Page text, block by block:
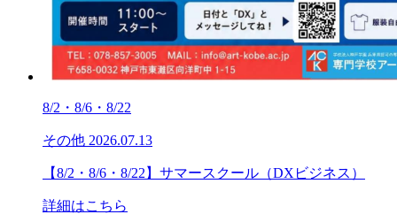
8/2・8/6・8/22
その他 2026.07.13
【8/2・8/6・8/22】サマースクール（DXビジネス）
詳細はこちら